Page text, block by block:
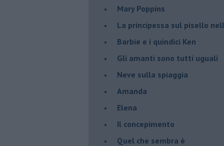
Mary Poppins
La principessa sul pisello
Barbie e i quindici Ken
Gli amanti sono tutti uguali
Neve sulla spiaggia
Amanda
Elena
Il concepimento
Quel che sembra è